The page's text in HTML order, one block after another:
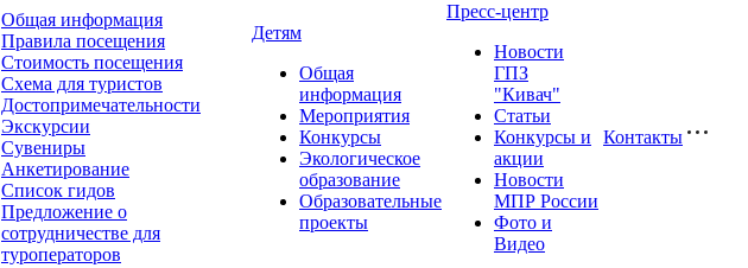
Общая информация
Правила посещения
Стоимость посещения
Схема для туристов
Достопримечательности
Экскурсии
Сувениры
Анкетирование
Список гидов
Предложение о
сотрудничестве для
туроператоров
Детям
Общая
информация
Мероприятия
Конкурсы
Экологическое
образование
Образовательные
проекты
Пресс-центр
Новости
ГПЗ
"Кивач"
Статьи
Конкурсы и
акции
Новости
МПР России
Фото и
Видео
Контакты